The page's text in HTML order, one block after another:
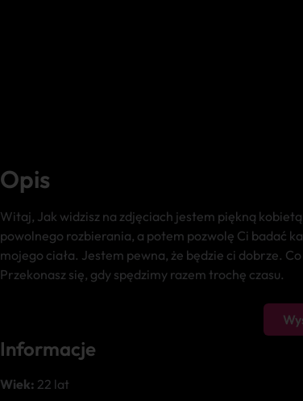
Opis
Witaj, Jak widzisz na zdjęciach jestem piękną
powolnego rozbierania, a potem pozwolę Ci badać
mojego ciała. Jestem pewna, że będzie ci dobrze.
Przekonasz się, gdy spędzimy razem trochę czasu.
Informacje
Wiek: 22 lat